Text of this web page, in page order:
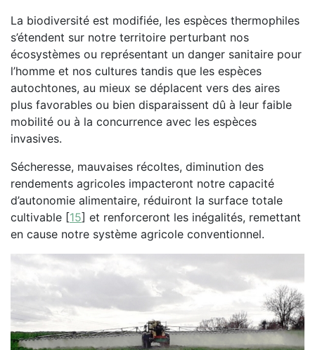
La biodiversité est modifiée, les espèces thermophiles
s’étendent sur notre territoire perturbant nos
écosystèmes ou représentant un danger sanitaire pour
l’homme et nos cultures tandis que les espèces
autochtones, au mieux se déplacent vers des aires
plus favorables ou bien disparaissent dû à leur faible
mobilité ou à la concurrence avec les espèces
invasives.
Sécheresse, mauvaises récoltes, diminution des
rendements agricoles impacteront notre capacité
d’autonomie alimentaire, réduiront la surface totale
cultivable [15] et renforceront les inégalités, remettant
en cause notre système agricole conventionnel.